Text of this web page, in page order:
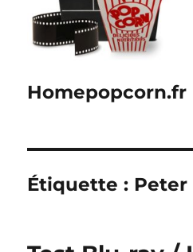
Homepopcorn.fr
Étiquette : Peter